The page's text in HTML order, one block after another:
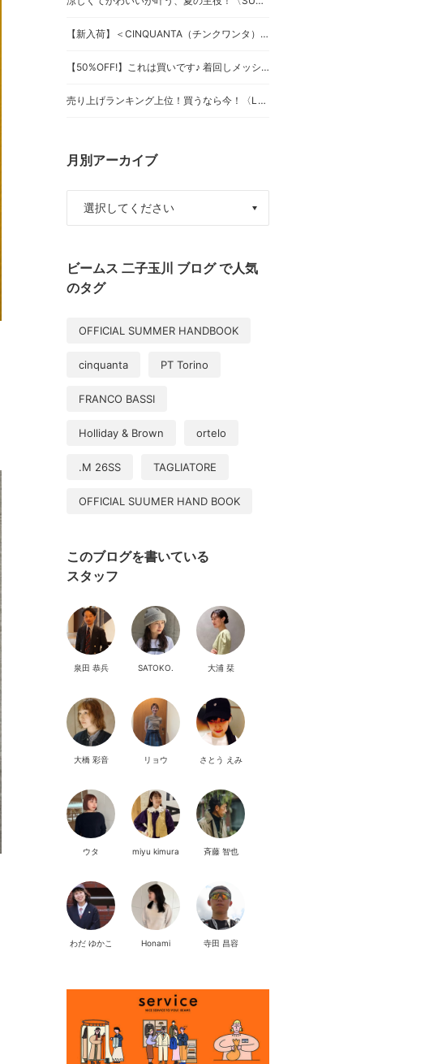
【新入荷】＜CINQUANTA（チンクワンタ）＞ドライビングブルゾン
【50%OFF!】これは買いです♪ 着回しメッシュフーディ♪
売り上げランキング上位！買うなら今！〈LACOSTE(ラコステ)〉別注ポロワンピース
月別アーカイブ
ビームス 二子玉川 ブログ で人気
のタグ
OFFICIAL SUMMER HANDBOOK
cinquanta PT Torino
FRANCO BASSI
Holliday & Brown ortelo
.M 26SS TAGLIATORE
OFFICIAL SUUMER HAND BOOK
このブログを書いている
スタッフ
泉田 恭兵 SATOKO. 大浦 栞
大橋 彩音 リョウ さとう えみ
ウタ miyu kimura 斉藤 智也
わだ ゆかこ Honami 寺田 昌容